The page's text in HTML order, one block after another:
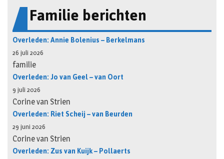
Familie berichten
Overleden: Annie Bolenius – Berkelmans
26 juli 2026
familie
Overleden: Jo van Geel – van Oort
9 juli 2026
Corine van Strien
Overleden: Riet Scheij – van Beurden
29 juni 2026
Corine van Strien
Overleden: Zus van Kuijk – Pollaerts